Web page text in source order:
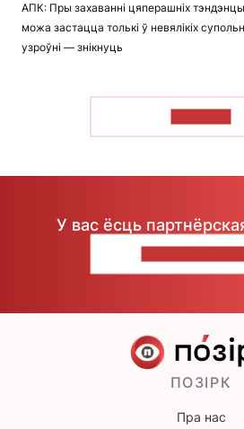
АПК: Пры захаванні цяперашніх
можа застацца толькі ў невялікіх
узроўні — знікнуць
У вас ёсць
ПОЗІРК
Пра нас